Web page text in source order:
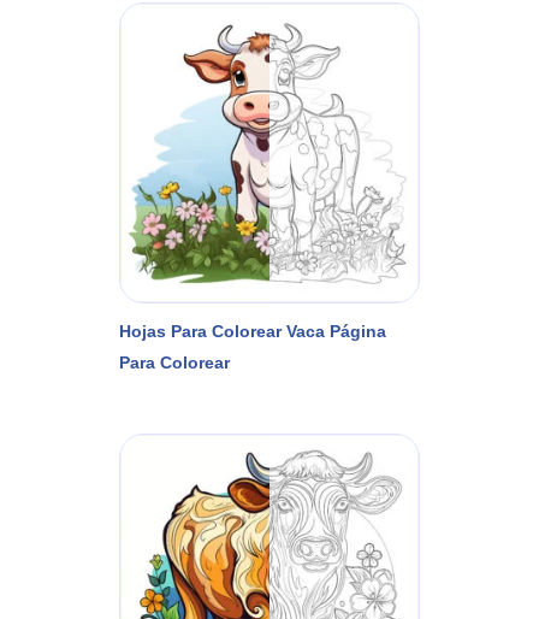
Hojas Para Colorear Vaca Página
Para Colorear